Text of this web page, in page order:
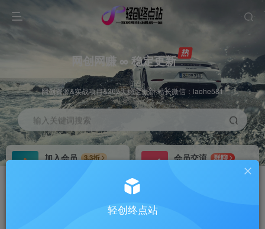
网创网赚 ∞ 稳定更新
网创资源&实战项目&365天稳定更新 站长微信：laohe581
输入关键词搜索
加入会员
3.3折
会员交流
群聊
轻创终点站